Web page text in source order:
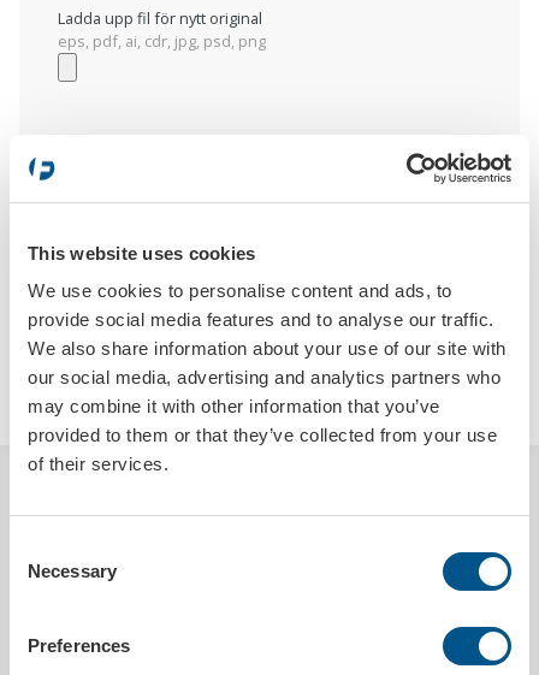
This website uses cookies
We use cookies to personalise content and ads, to
provide social media features and to analyse our traffic.
We also share information about your use of our site with
our social media, advertising and analytics partners who
may combine it with other information that you’ve
provided to them or that they’ve collected from your use
of their services.
Selection
Necessary
Preferences
Ladda upp fil för nytt original
eps, pdf, ai, cdr, jpg, psd, png
LÄGG I VARUKORGEN
Däckdisplay i svart plast för proffsig och snygg exponering av däck.
Perfekt att användas i butik, på mässa eller vid fotografering av fälg
och däck inför en försäljning. Däckstället är tvådelat, vilket gör det
skuren text på två sidor.